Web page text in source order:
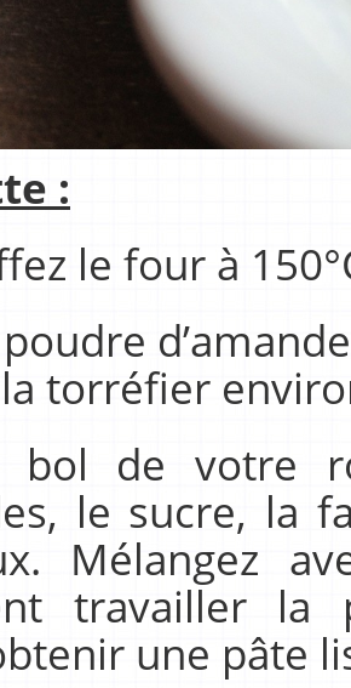
:
le four à
torréfier
bol de votre
le sucre, la
Mélangez
travailler
une pâte